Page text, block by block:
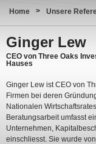
Home > Unsere
Ginger Lew
CEO von Three Oaks
Hauses
Ginger Lew ist CEO von
Firmen bei deren
Nationalen
Beratungsarbeit umfasst
Unternehmen,
einschliesst. Sie wurde